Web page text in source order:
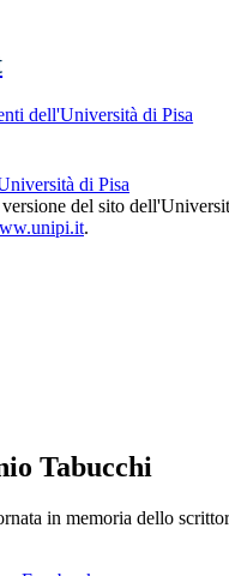
del sito
.
Tabucchi
in memoria dello